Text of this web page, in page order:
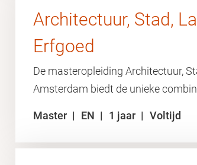
Architectuur, Stad,
Erfgoed
De masteropleiding Architectuur,
Amsterdam biedt de unieke
Master EN 1 jaar Voltijd